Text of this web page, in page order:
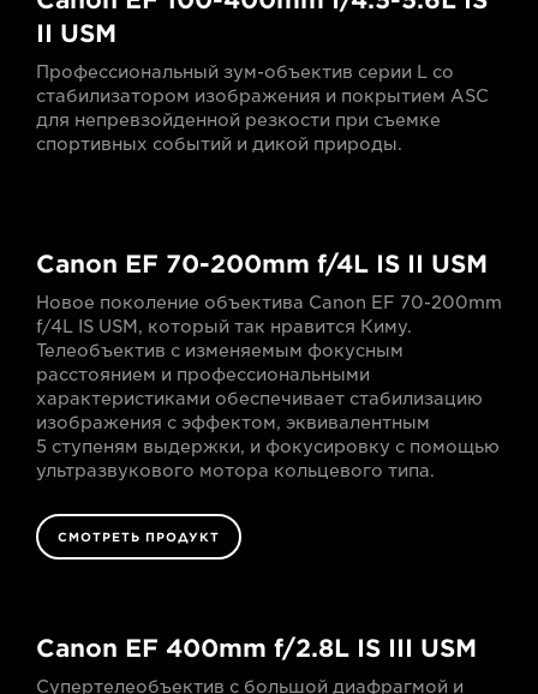
II USM
Профессиональный зум-объектив серии L со
стабилизатором изображения и покрытием ASC
для непревзойденной резкости при съемке
спортивных событий и дикой природы.
Canon EF 70-200mm f/4L IS II USM
Новое поколение объектива Canon EF 70-200mm
f/4L IS USM, который так нравится Киму.
Телеобъектив с изменяемым фокусным
расстоянием и профессиональными
характеристиками обеспечивает стабилизацию
изображения с эффектом, эквивалентным
5 ступеням выдержки, и фокусировку с помощью
ультразвукового мотора кольцевого типа.
СМОТРЕТЬ ПРОДУКТ
Canon EF 400mm f/2.8L IS III USM
Супертелеобъектив с большой диафрагмой и